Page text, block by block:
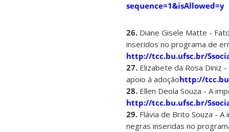
sequence=1&isAllowed=y
26. Diane Gisele Matte -
inseridos no programa de
http://tcc.bu.ufsc.br/
27. Elizabete da Rosa Diniz
apoio á adoçãohttp://
28. Ellen Deola Souza - A
http://tcc.bu.ufsc.br/
29. Flávia de Brito Souza -
negras inseridas no